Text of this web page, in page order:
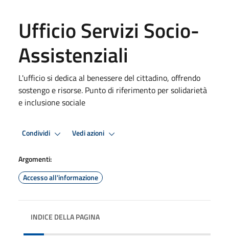
Ufficio Servizi Socio-
Assistenziali
L'ufficio si dedica al benessere del cittadino, offrendo
sostengo e risorse. Punto di riferimento per solidarietà
e inclusione sociale
Condividi Vedi azioni
Argomenti:
Accesso all'informazione
INDICE DELLA PAGINA